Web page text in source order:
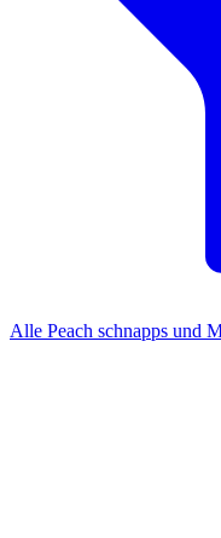
Alle Peach schnapps und